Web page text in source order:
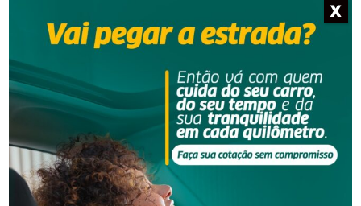
Homem que beijou criança de 11 anos à força agora
terá de indenizar vítima e familiar
X